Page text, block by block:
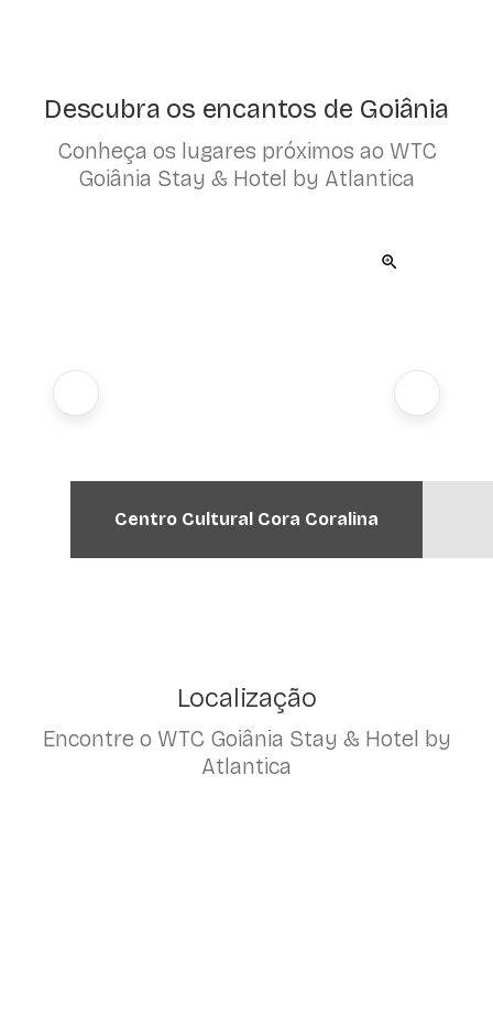
Descubra os encantos de Goiânia
Conheça os lugares próximos ao WTC
Goiânia Stay & Hotel by Atlantica
Centro Cultural Cora Coralina
Localização
Encontre o WTC Goiânia Stay & Hotel by
Atlantica